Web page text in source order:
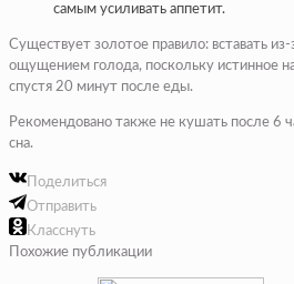
самым усиливать аппетит.
Существует золотое правило: вставать
ощущением голода, поскольку истинное
спустя 20 минут после еды.
Рекомендовано также не кушать после 6
сна.
Поделиться
Отправить
Класснуть
Похожие публикации